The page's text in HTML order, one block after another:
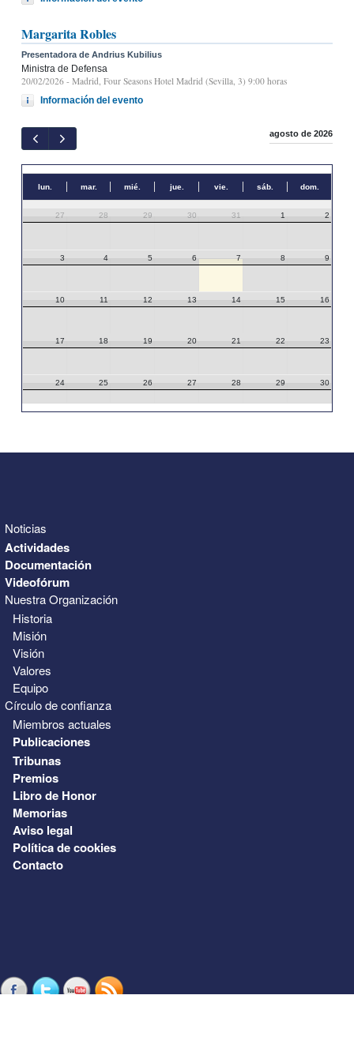
Margarita Robles
Presentadora de Andrius Kubilius
Ministra de Defensa
20/02/2026 - Madrid, Four Seasons Hotel Madrid (Sevilla, 3) 9:00 horas
Información del evento
agosto de 2026
lun. mar. mié. jue. vie. sáb. dom.
27 28 29 30 31 1 2
3 4 5 6 7 8 9
10 11 12 13 14 15 16
17 18 19 20 21 22 23
24 25 26 27 28 29 30
Noticias
Actividades
Documentación
Videofórum
Nuestra Organización
Historia
Misión
Visión
Valores
Equipo
Círculo de confianza
Miembros actuales
Publicaciones
Tribunas
Premios
Libro de Honor
Memorias
Aviso legal
Política de cookies
Contacto